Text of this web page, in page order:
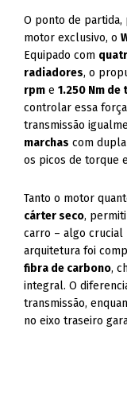
O ponto de partida,
motor exclusivo, o
Equipado com
radiadores, o
rpm e1.250 Nm
controlar essa
transmissão
marchas com
os picos de torque
Tanto o motor
cárter seco,
carro – algo crucial
arquitetura foi
fibra de carbono,
integral. O
transmissão,
no eixo traseiro